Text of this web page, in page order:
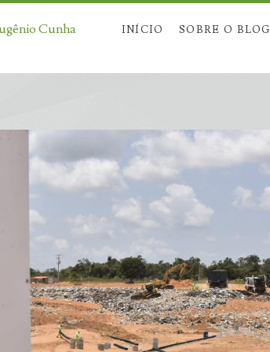
Cunha INÍCIO SOBRE O BLOG